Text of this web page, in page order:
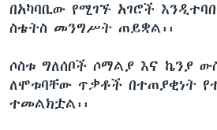
በአካባቢው የሚገኙ አገሮች
ስቴትስ መንግሥት ጠይቋል፡፡
ሶስቱ ግለሰቦች ሶማልያ እና ኬንያ
ለሞቱባቸው ጥቃቶች በተጠያቂነት
ተመልክቷል፡፡